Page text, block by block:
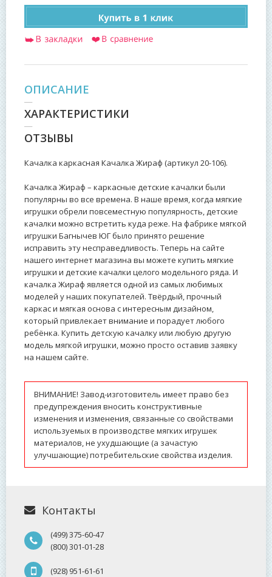
ОПИСАНИЕ
ХАРАКТЕРИСТИКИ
ОТЗЫВЫ
Качалка каркасная Качалка Жираф (артикул 20-106).
Качалка Жираф – каркасные детские качалки были
популярны во все времена. В наше время, когда мягкие
игрушки обрели повсеместную популярность, детские
качалки можно встретить куда реже. На фабрике мягкой
игрушки Багнычев ЮГ было принято решение
исправить эту несправедливость. Теперь на сайте
нашего интернет магазина вы можете купить мягкие
игрушки и детские качалки целого модельного ряда. И
качалка Жираф является одной из самых любимых
моделей у наших покупателей. Твёрдый, прочный
каркас и мягкая основа с интересным дизайном,
который привлекает внимание и порадует любого
ребёнка. Купить детскую качалку или любую другую
модель мягкой игрушки, можно просто оставив заявку
на нашем сайте.
ВНИМАНИЕ! Завод-изготовитель имеет право без
предупреждения вносить конструктивные
изменения и изменения, связанные со свойствами
используемых в производстве мягких игрушек
материалов, не ухудшающие (а зачастую
улучшающие) потребительские свойства изделия.
Контакты
(499) 375-60-47
(800) 301-01-28
(928) 951-61-61